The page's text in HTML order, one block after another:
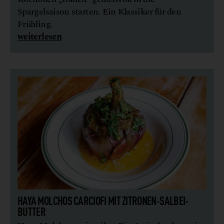
Spargelsaison starten. Ein Klassiker für den
Frühling.
weiterlesen
HAYA MOLCHOS CARCIOFI MIT ZITRONEN-SALBEI-
BUTTER